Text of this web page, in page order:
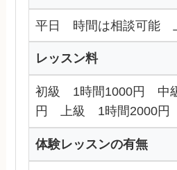
平日 時間は相談可能
レッスン料
初級 1時間1000円 中
円 上級 1時間2000円
体験レッスンの有無